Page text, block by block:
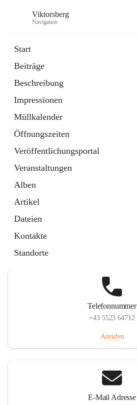
Viktorsberg
Navigation
Start
Beiträge
Beschreibung
Impressionen
Müllkalender
Öffnungszeiten
Veröffentlichungsportal
Veranstaltungen
Alben
Artikel
Dateien
Kontakte
Standorte
1 Schnellzugriff
Bürgerservice
10 Schnellzugriffe
Telefonnummer
+43 5523 64712
Anrufen
E-Mail Adresse